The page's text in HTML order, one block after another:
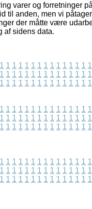
varer og forretninger
til anden, men vi
der måtte være
af sidens data.
1 1 1 1 1 1 1 1 1 1 1 1 1 1 1
1 1 1 1 1 1 1 1 1 1 1 1 1 1 1
1 1 1 1 1 1 1 1 1 1 1 1 1 1 1
1 1 1 1 1 1 1 1 1 1 1 1 1 1 1
1 1 1 1 1 1 1 1 1 1 1 1 1 1 1
1 1 1 1 1 1 1 1 1 1 1 1 1 1 1
1 1 1 1 1 1 1 1 1 1 1 1 1 1 1
1 1 1 1 1 1 1 1 1 1 1 1 1 1 1
1 1 1 1 1 1 1 1 1 1 1 1 1 1 1